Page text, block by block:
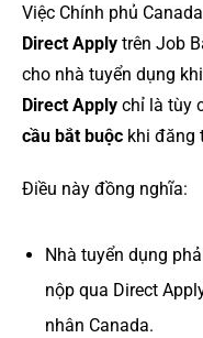
Việc Chính phủ
Direct Apply trên Job
cho nhà tuyển dụng
Direct Apply chỉ là tùy
cầu bắt buộc khi đăng
Điều này đồng nghĩa:
Nhà tuyển dụng
nộp qua Direct
nhân Canada.